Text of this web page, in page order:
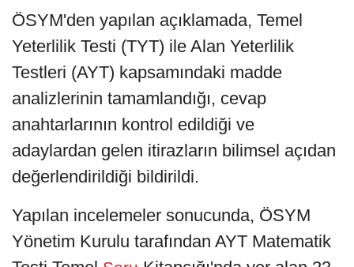
ÖSYM'den yapılan açıklamada, Temel
Yeterlilik Testi (TYT) ile Alan Yeterlilik
Testleri (AYT) kapsamındaki madde
analizlerinin tamamlandığı, cevap
anahtarlarının kontrol edildiği ve
adaylardan gelen itirazların bilimsel açıdan
değerlendirildiği bildirildi.
Yapılan incelemeler sonucunda, ÖSYM
Yönetim Kurulu tarafından AYT Matematik